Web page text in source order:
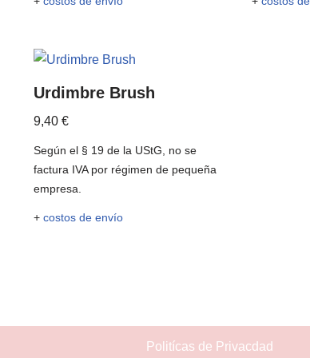
Urdimbre Brush
9,40€
Según el § 19 de la UStG, no se
factura IVA por régimen de pequeña
empresa.
+costos de envío
Politícas de Privacdad